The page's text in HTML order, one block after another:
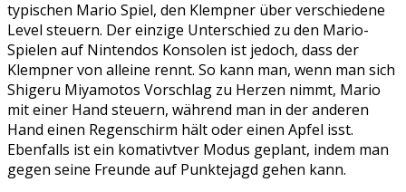
typischen Mario Spiel, den Klempner über verschiedene
Level steuern. Der einzige Unterschied zu den Mario-
Spielen auf Nintendos Konsolen ist jedoch, dass der
Klempner von alleine rennt. So kann man, wenn man sich
Shigeru Miyamotos Vorschlag zu Herzen nimmt, Mario
mit einer Hand steuern, während man in der anderen
Hand einen Regenschirm hält oder einen Apfel isst.
Ebenfalls ist ein komativtver Modus geplant, indem man
gegen seine Freunde auf Punktejagd gehen kann.